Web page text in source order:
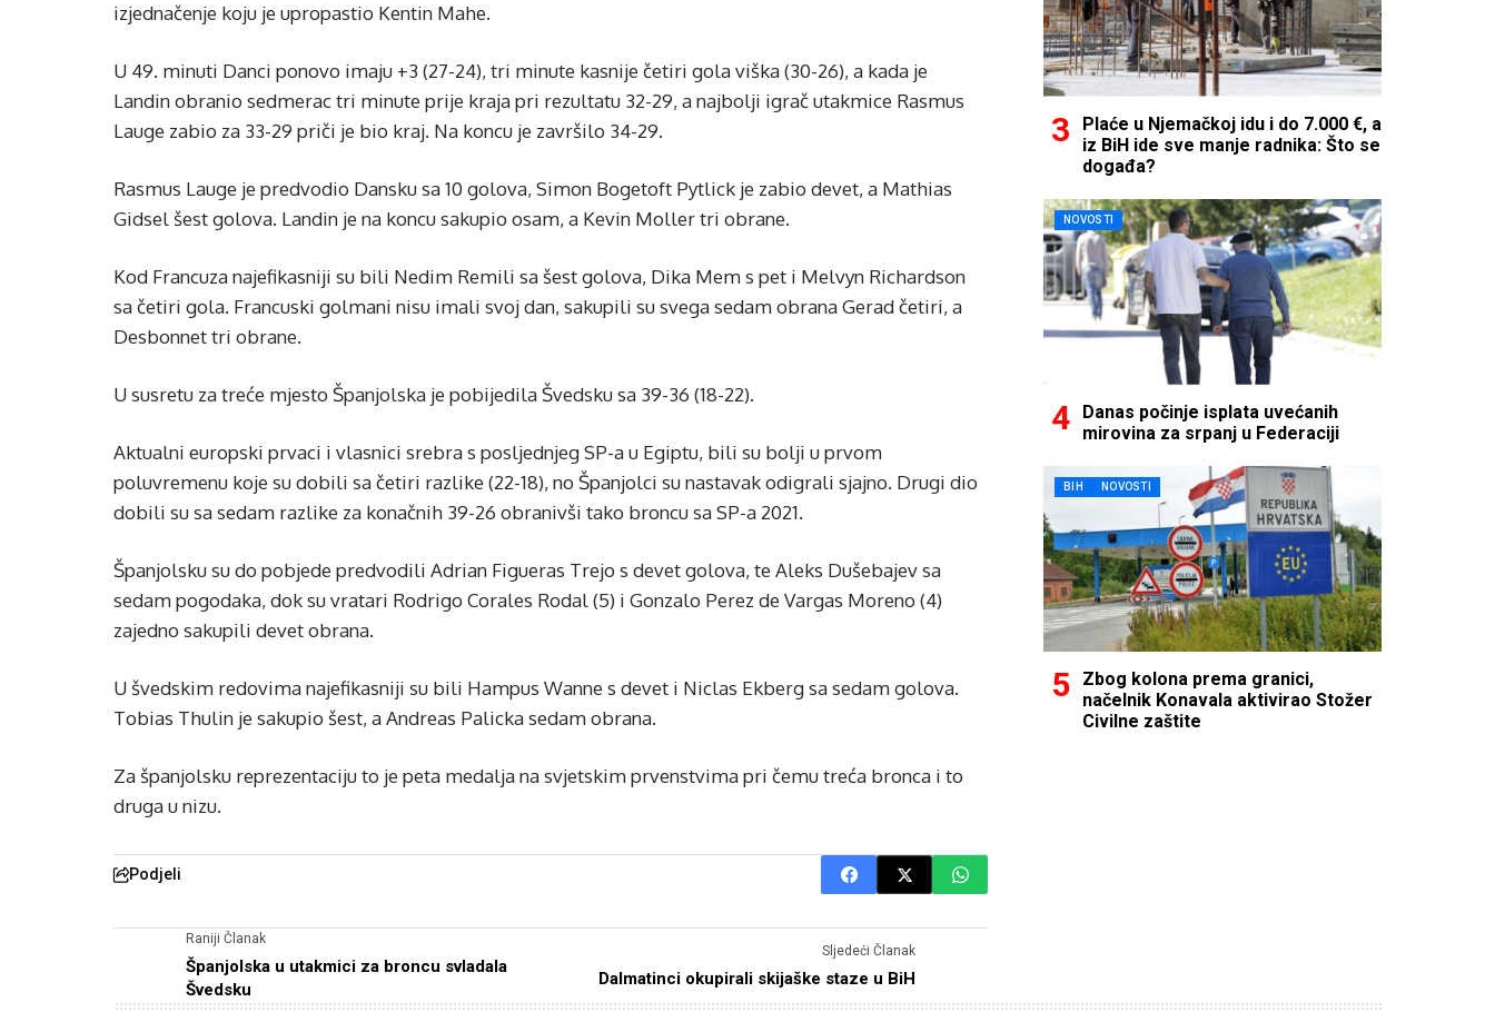
izjednačenje koju je upropastio Kentin Mahe.
U 49. minuti Danci ponovo imaju +3 (27-24), tri minute kasnije četiri gola viška (30-26), a kada je
Landin obranio sedmerac tri minute prije kraja pri rezultatu 32-29, a najbolji igrač utakmice Rasmus
Lauge zabio za 33-29 priči je bio kraj. Na koncu je završilo 34-29.
Rasmus Lauge je predvodio Dansku sa 10 golova, Simon Bogetoft Pytlick je zabio devet, a Mathias
Gidsel šest golova. Landin je na koncu sakupio osam, a Kevin Moller tri obrane.
Kod Francuza najefikasniji su bili Nedim Remili sa šest golova, Dika Mem s pet i Melvyn Richardson
sa četiri gola. Francuski golmani nisu imali svoj dan, sakupili su svega sedam obrana Gerad četiri, a
Desbonnet tri obrane.
U susretu za treće mjesto Španjolska je pobijedila Švedsku sa 39-36 (18-22).
Aktualni europski prvaci i vlasnici srebra s posljednjeg SP-a u Egiptu, bili su bolji u prvom
poluvremenu koje su dobili sa četiri razlike (22-18), no Španjolci su nastavak odigrali sjajno. Drugi dio
dobili su sa sedam razlike za konačnih 39-26 obranivši tako broncu sa SP-a 2021.
Španjolsku su do pobjede predvodili Adrian Figueras Trejo s devet golova, te Aleks Dušebajev sa
sedam pogodaka, dok su vratari Rodrigo Corales Rodal (5) i Gonzalo Perez de Vargas Moreno (4)
zajedno sakupili devet obrana.
U švedskim redovima najefikasniji su bili Hampus Wanne s devet i Niclas Ekberg sa sedam golova.
Tobias Thulin je sakupio šest, a Andreas Palicka sedam obrana.
Za španjolsku reprezentaciju to je peta medalja na svjetskim prvenstvima pri čemu treća bronca i to
druga u nizu.
Podjeli
Raniji Članak
Španjolska u utakmici za broncu svladala
Švedsku
Sljedeći Članak
Dalmatinci okupirali skijaške staze u BiH
Plaće u Njemačkoj idu i do 7.000 €, a
iz BiH ide sve manje radnika: Što se
događa?
NOVOSTI
Danas počinje isplata uvećanih
mirovina za srpanj u Federaciji
BIH NOVOSTI
Zbog kolona prema granici,
načelnik Konavala aktivirao Stožer
Civilne zaštite